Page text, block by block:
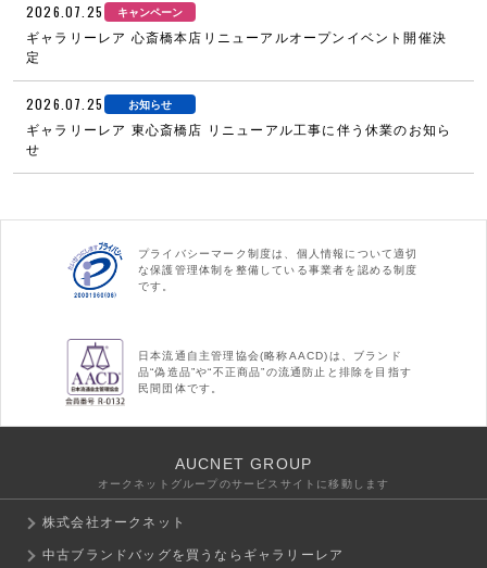
2026.07.25 キャンペーン
ギャラリーレア 心斎橋本店リニューアルオープンイベント開催決
定
2026.07.25 お知らせ
ギャラリーレア 東心斎橋店 リニューアル工事に伴う休業のお知ら
せ
プライバシーマーク制度は、個人情報について適切
な保護管理体制を整備している事業者を認める制度
です。
日本流通自主管理協会(略称AACD)は、ブランド
品“偽造品”や“不正商品”の流通防止と排除を目指す
民間団体です。
AUCNET GROUP
オークネットグループのサービスサイトに移動します
株式会社オークネット
中古ブランドバッグを買うならギャラリーレア